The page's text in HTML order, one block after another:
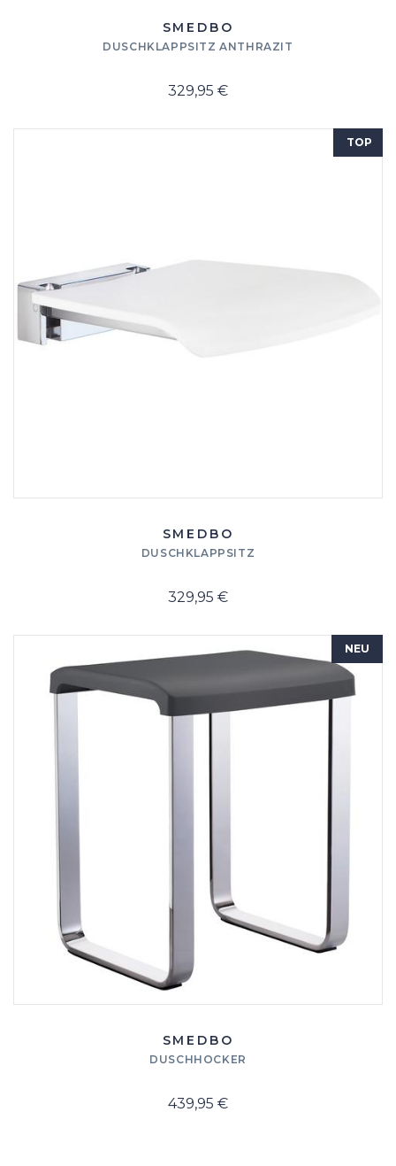
SMEDBO
DUSCHKLAPPSITZ ANTHRAZIT
329,95 €
TOP
SMEDBO
DUSCHKLAPPSITZ
329,95 €
NEU
SMEDBO
DUSCHHOCKER
439,95 €